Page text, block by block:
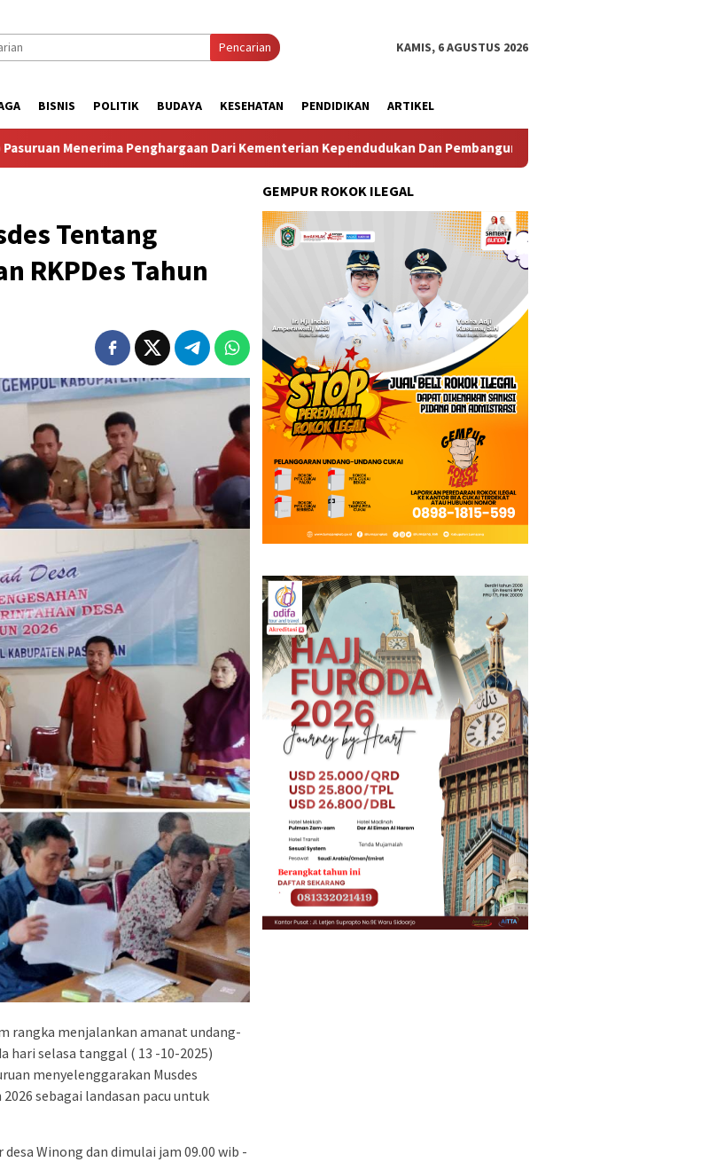
Pencarian KAMIS, 6 AGUSTUS 2026
BISNIS POLITIK BUDAYA KESEHATAN PENDIDIKAN ARTIKEL
Dari Kementerian Kependudukan Dan Pembangunan Keluarga Perkuat Diplomasi Maritim, Inspektur
Tentang
RKPDes Tahun
rangka menjalankan amanat undang-
hari selasa tanggal ( 13 -10-2025)
menyelenggarakan Musdes
sebagai landasan pacu untuk
Winong dan dimulai jam 09.00 wib -
GEMPUR ROKOK ILEGAL